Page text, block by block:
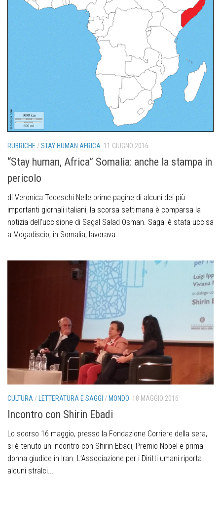
RUBRICHE /STAY HUMAN AFRICA 11 GIUGNO 2016
“Stay human, Africa” Somalia: anche la stampa in
pericolo
di Veronica Tedeschi Nelle prime pagine di alcuni dei più
importanti giornali italiani, la scorsa settimana è comparsa la
notizia dell’uccisione di Sagal Salad Osman. Sagal è stata uccisa
a Mogadiscio, in Somalia, lavorava...
CULTURA/ LETTERATURA E SAGGI / MONDO 18 MAGGIO 2016
Incontro con Shirin Ebadi
Lo scorso 16 maggio, presso la Fondazione Corriere della sera,
si è tenuto un incontro con Shirin Ebadi, Premio Nobel e prima
donna giudice in Iran. L’Associazione per i Diritti umani riporta
alcuni stralci...